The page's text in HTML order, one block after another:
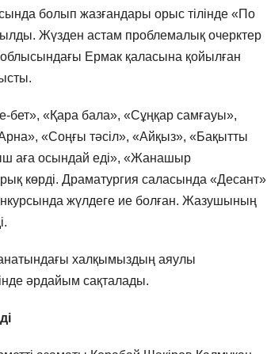
болып жазғандары орыс тілінде «По
Жүзден астам проблемалық очерктер
Ермак қаласына қойылған
«Қара бала», «Сұңқар самғауы»,
«Соңғы тәсіл», «Айқыз», «Бақытты
аға осындай еді», «Жанашыр
көрді. Драматургия саласында «Десант»
жүлдеге ие болған. Жазушының
халқы­мыздың аяулы
әрдайым сақталады.